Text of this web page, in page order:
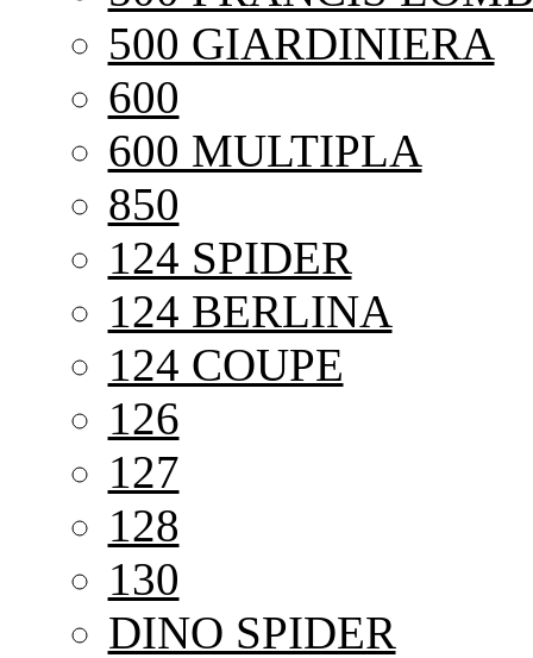
500 GIARDINIERA
600
600 MULTIPLA
850
124 SPIDER
124 BERLINA
124 COUPE
126
127
128
130
DINO SPIDER